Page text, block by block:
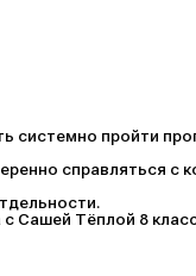
системно пройти
справляться с
Сашей Тёплой 8 класс